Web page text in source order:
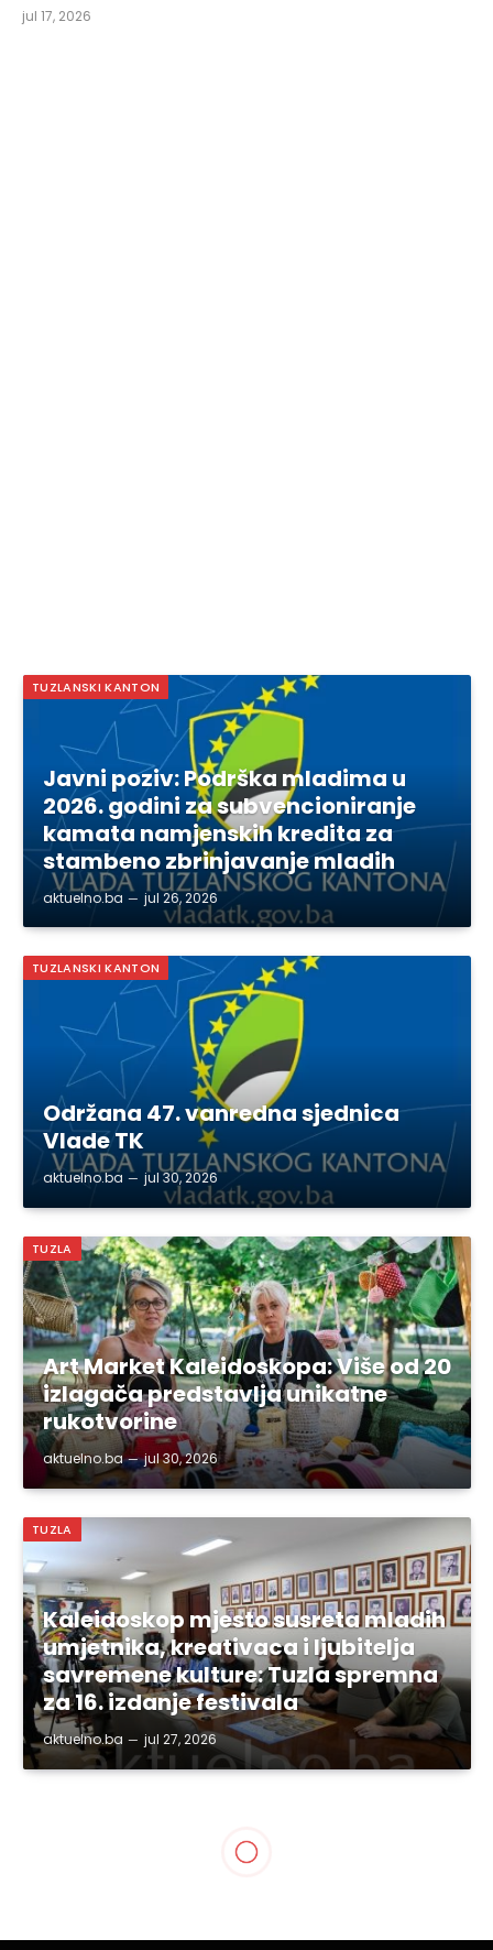
jul 17, 2026
TUZLANSKI KANTON
Javni poziv: Podrška mladima u
2026. godini za subvencioniranje
kamata namjenskih kredita za
stambeno zbrinjavanje mladih
aktuelno.ba jul 26, 2026
TUZLANSKI KANTON
Održana 47. vanredna sjednica
Vlade TK
aktuelno.ba jul 30, 2026
TUZLA
Art Market Kaleidoskopa: Više od 20
izlagača predstavlja unikatne
rukotvorine
aktuelno.ba jul 30, 2026
TUZLA
Kaleidoskop mjesto susreta mladih
umjetnika, kreativaca i ljubitelja
savremene kulture: Tuzla spremna
za 16. izdanje festivala
aktuelno.ba jul 27, 2026